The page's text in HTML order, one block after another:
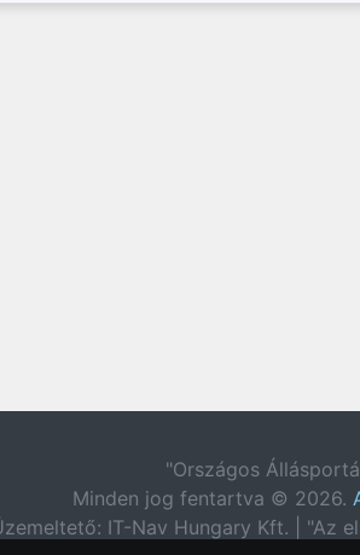
"Országos
Minden jog fentartva © 2026.
IT-Nav Hungary Kft. | "Az